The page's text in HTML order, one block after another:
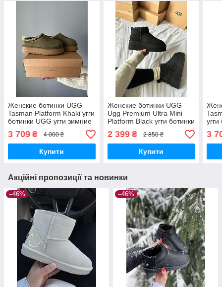
Женские ботинки UGG
Tasman Platform Khaki угги
ботинки UGG угги зимние
3 709 ₴ 4 000 ₴
Купити
Женские ботинки UGG
Ugg Premium Ultra Mini
Platform Black угги ботинки
2 399₴ 2 850 ₴
Купити
3
Акційні пропозиції та новинки
–46% –46%